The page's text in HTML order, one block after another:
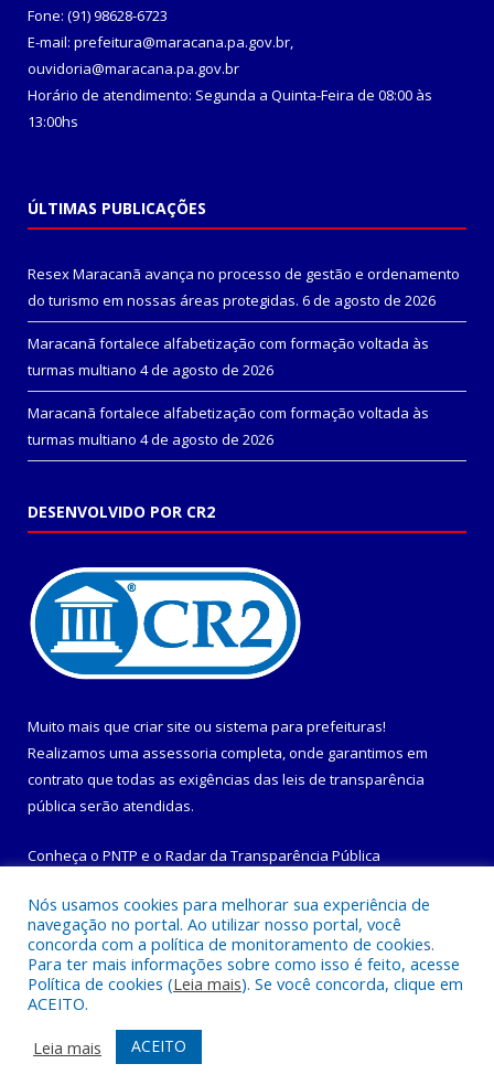
Fone: (91) 98628-6723
E-mail: prefeitura@maracana.pa.gov.br,
ouvidoria@maracana.pa.gov.br
Horário de atendimento: Segunda a Quinta-Feira de 08:00 às
13:00hs
ÚLTIMAS PUBLICAÇÕES
Resex Maracanã avança no processo de gestão e ordenamento
do turismo em nossas áreas protegidas. 6 de agosto de 2026
Maracanã fortalece alfabetização com formação voltada às
turmas multiano 4 de agosto de 2026
Maracanã fortalece alfabetização com formação voltada às
turmas multiano 4 de agosto de 2026
DESENVOLVIDO POR CR2
Muito mais que criar site ou sistema para prefeituras!
Realizamos uma assessoria completa, onde garantimos em
contrato que todas as exigências das leis de transparência
pública serão atendidas.
Conheça o PNTP e o Radar da Transparência Pública
Todos os direitos reservados a Prefeitura Municipal de
Maracanã.
Mapa do Site
Acessar Área Administrativa
Acessar Webmail
Nós usamos cookies para melhorar sua experiência de
navegação no portal. Ao utilizar nosso portal, você
concorda com a política de monitoramento de cookies.
Para ter mais informações sobre como isso é feito, acesse
Política de cookies (Leia mais). Se você concorda, clique em
ACEITO.
Leia mais
ACEITO